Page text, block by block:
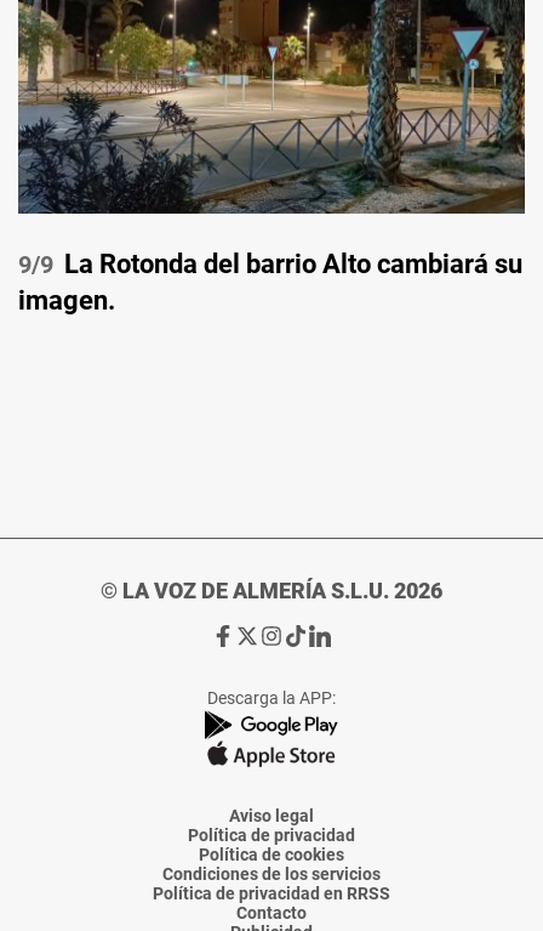
/9 La Rotonda del barrio Alto cambiará su
imagen.
© LA VOZ DE ALMERÍA S.L.U. 2026
Ir
de
La
Voz
Almería
Ir
de
La
Voz
Almería
Ir
de
La
Voz
Almería
Ir
de
La
Voz
Almería
Ir
de
La
Voz
Descarga la APP:
Aviso legal
Política de privacidad
Política de cookies
Condiciones de los servicios
Política de privacidad en RRSS
Contacto